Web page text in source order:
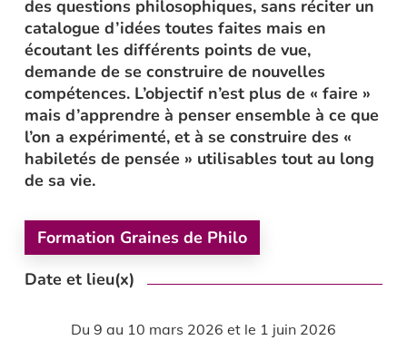
des questions philosophiques, sans réciter un
catalogue d’idées toutes faites mais en
écoutant les différents points de vue,
demande de se construire de nouvelles
compétences. L’objectif n’est plus de « faire »
mais d’apprendre à penser ensemble à ce que
l’on a expérimenté, et à se construire des «
habiletés de pensée » utilisables tout au long
de sa vie.
Formation Graines de Philo
Date et lieu(x)
Du 9 au 10 mars 2026 et le 1 juin 2026